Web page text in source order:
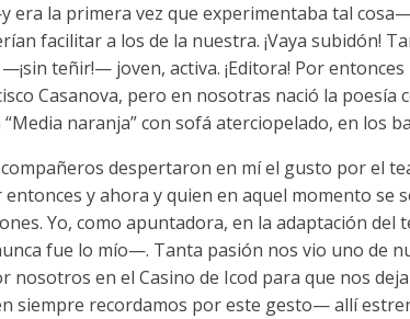
era la primera vez que experimentaba tal
facilitar a los de la nuestra. ¡Vaya subidón!
teñir!— joven, activa. ¡Editora! Por
Casanova, pero en nosotras nació la
naranja” con sofá aterciopelado, en los
compañeros despertaron en mí el gusto por el
y ahora y quien en aquel momento se
Yo, como apuntadora, en la adaptación
fue lo mío—. Tanta pasión nos vio uno de
nosotros en el Casino de Icod para que nos
siempre recordamos por este gesto— allí